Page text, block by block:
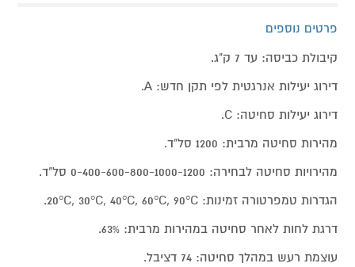
פרטים נוספים
קיבולת כביסה: עד 7 ק"ג.
דירוג יעילות אנרגטית לפי תקן חדש: A.
דירוג יעילות סחיטה: C.
מהירות סחיטה מרבית: 1200 סל"ד.
מהירויות סחיטה לבחירה: 0-400-600-800-1000-1200 סל"ד.
הגדרות טמפרטורה זמינות: 20°C, 30°C, 40°C, 60°C, 90°C.
דרגת לחות לאחר סחיטה במהירות מרבית: 63%.
עוצמת רעש במהלך סחיטה: 74 דציבל.